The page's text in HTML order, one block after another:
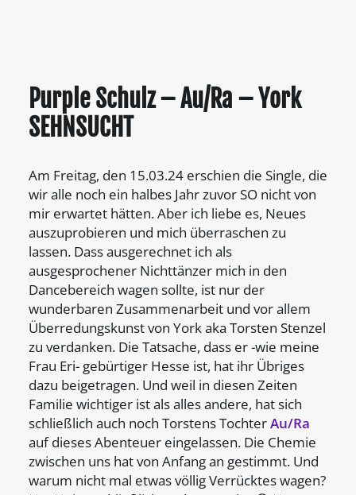
Purple Schulz – Au/Ra – York
SEHNSUCHT
Am Freitag, den 15.03.24 erschien die Single, die
wir alle noch ein halbes Jahr zuvor SO nicht von
mir erwartet hätten. Aber ich liebe es, Neues
auszuprobieren und mich überraschen zu
lassen. Dass ausgerechnet ich als
ausgesprochener Nichttänzer mich in den
Dancebereich wagen sollte, ist nur der
wunderbaren Zusammenarbeit und vor allem
Überredungskunst von York aka Torsten Stenzel
zu verdanken. Die Tatsache, dass er -wie meine
Frau Eri- gebürtiger Hesse ist, hat ihr Übriges
dazu beigetragen. Und weil in diesen Zeiten
Familie wichtiger ist als alles andere, hat sich
schließlich auch noch Torstens TochterAu/Ra
auf dieses Abenteuer eingelassen. Die Chemie
zwischen uns hat von Anfang an gestimmt. Und
warum nicht mal etwas völlig Verrücktes wagen?